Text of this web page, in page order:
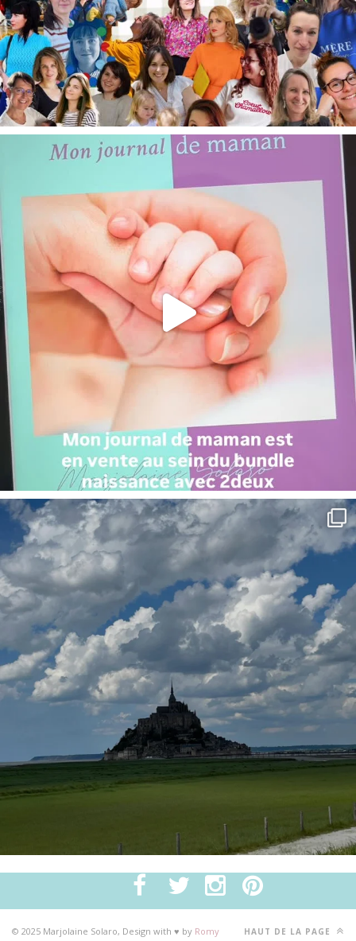
© 2025 Marjolaine Solaro, Design with ♥ by Romy HAUT DE LA PAGE